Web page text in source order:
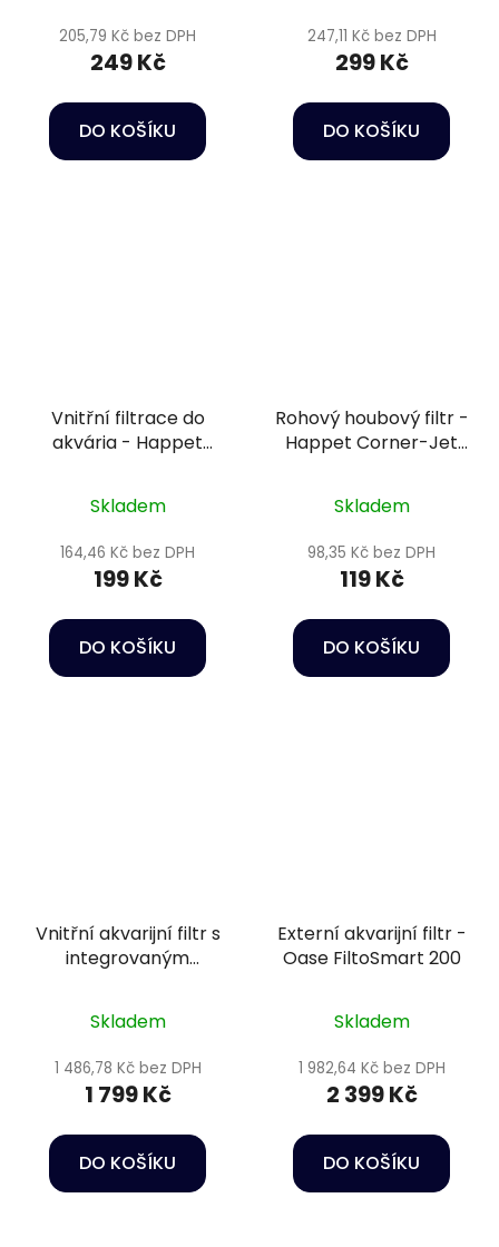
205,79 Kč bez DPH
249 Kč
DO KOŠÍKU
247,11 Kč bez DPH
299 Kč
DO KOŠÍKU
Vnitřní filtrace do
akvária - Happet
Skladem
164,46 Kč bez DPH
199 Kč
DO KOŠÍKU
Rohový houbový filtr -
Happet Corner-Jet
Skladem
98,35 Kč bez DPH
119 Kč
DO KOŠÍKU
Vnitřní akvarijní filtr s
integrovaným
Skladem
1 486,78 Kč bez DPH
1 799 Kč
DO KOŠÍKU
Externí akvarijní filtr -
Oase FiltoSmart 200
Skladem
1 982,64 Kč bez DPH
2 399 Kč
DO KOŠÍKU